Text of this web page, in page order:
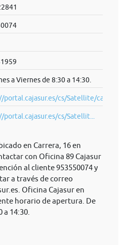
a Viernes de 8:30 a 14:30.
portal.cajasur.es/cs/Satellite/cajasur/
portal.cajasur.es/cs/Satellit...
en Carrera, 16 en
con Oficina 89 Cajasur
al cliente 953550074 y
a través de correo
. Oficina Cajasur en
horario de apertura. De
a 14:30.